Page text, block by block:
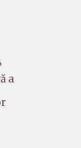
a